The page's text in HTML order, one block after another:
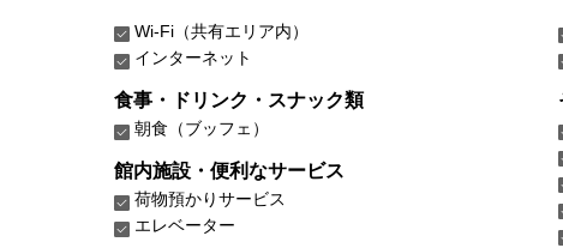
Wi-Fi（共有エリア内）
インターネット
食事・ドリンク・スナック類
朝食（ブッフェ）
館内施設・便利なサービス
荷物預かりサービス
エレベーター